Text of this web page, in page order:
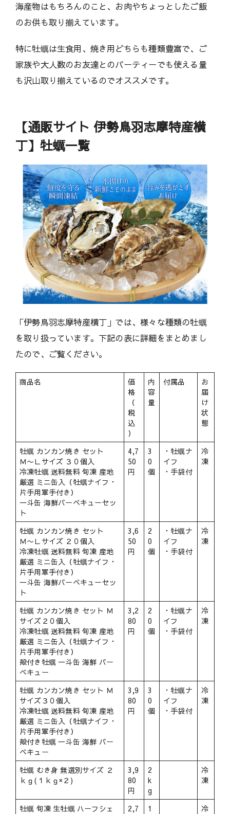
海産物はもちろんのこと、お肉やちょっとしたご飯
のお供も取り揃えています。
特に牡蠣は生食用、焼き用どちらも種類豊富で、ご
家族や大人数のお友達とのパーティーでも使える量
も沢山取り揃えているのでオススメです。
【通販サイト 伊勢鳥羽志摩特産横
丁】牡蠣一覧
「伊勢鳥羽志摩特産横丁」では、様々な種類の牡蠣
を取り扱っています。下記の表に詳細をまとめまし
たので、ご覧ください。
商品名
価
格
（
税
込
）
内
容
量
付属品
お
届
け
状
態
牡蠣 カンカン焼き セット
Ｍ〜Ｌサイズ ３０個入
冷凍牡蠣 送料無料 旬凍 産地
厳選 ミニ缶入（牡蠣ナイフ・
片手用軍手付き）
一斗缶 海鮮バーベキューセッ
ト
4,7
50
円
3
0
個
・牡蠣ナ
イフ
・手袋付
冷
凍
牡蠣 カンカン焼き セット
Ｍ〜Ｌサイズ ２０個入
冷凍牡蠣 送料無料 旬凍 産地
厳選 ミニ缶入（牡蠣ナイフ・
片手用軍手付き）
一斗缶 海鮮バーベキューセッ
ト
3,6
50
円
2
0
個
・牡蠣ナ
イフ
・手袋付
冷
凍
牡蠣 カンカン焼き セット Ｍ
サイズ２０個入
冷凍牡蠣 送料無料 旬凍 産地
厳選 ミニ缶入（牡蠣ナイフ・
片手用軍手付き）
殻付き牡蠣 一斗缶 海鮮 バー
ベキュー
3,2
80
円
2
0
個
・牡蠣ナ
イフ
・手袋付
冷
凍
牡蠣 カンカン焼き セット Ｍ
サイズ３０個入
冷凍牡蠣 送料無料 旬凍 産地
厳選 ミニ缶入（牡蠣ナイフ・
片手用軍手付き）
殻付き牡蠣 一斗缶 海鮮 バー
ベキュー
3,9
80
円
3
0
個
・牡蠣ナ
イフ
・手袋付
冷
凍
牡蠣 むき身 無選別サイズ ２
ｋｇ(１ｋｇ×２)
3,9
80
円
2
k
g
冷
凍
牡蠣 旬凍 生牡蠣 ハーフシェ
2,7
1
冷